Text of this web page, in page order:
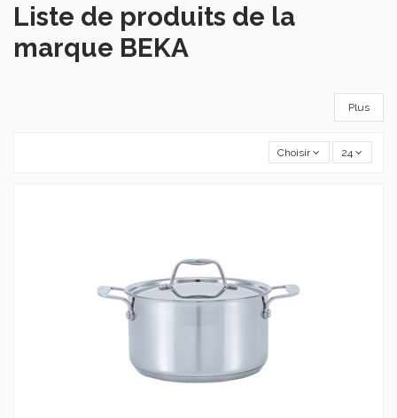
Liste de produits de la
marque BEKA
Plus
Choisir 24